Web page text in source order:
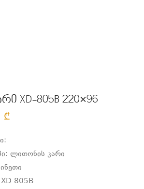
XD-805B 220×96
₾
ლითონის კარი
805B